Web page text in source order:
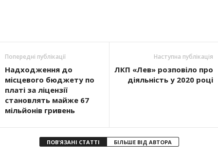
Попередні публікації
Надходження до
місцевого бюджету по
платі за ліцензії
становлять майже 67
мільйонів гривень
Наступна публікація
ЛКП «Лев» розповіло про
діяльність у 2020 році
ПОВ'ЯЗАНІ СТАТТІ БІЛЬШЕ ВІД АВТОРА